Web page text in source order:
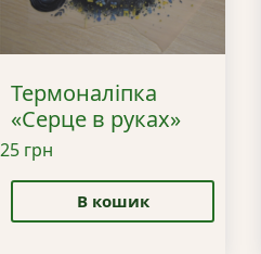
Термоналіпка
«Серце в руках»
25 грн
В кошик